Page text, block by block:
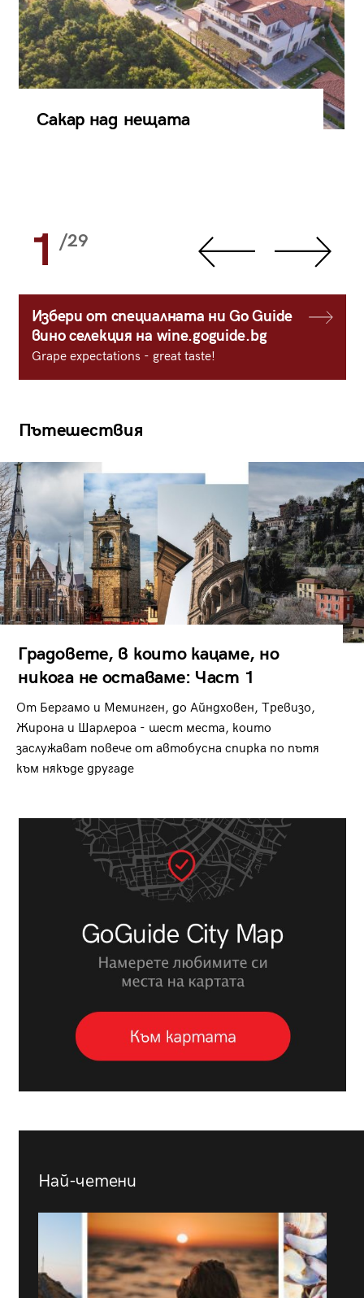
Сакар над нещата
1 /29
Избери от специалната ни Go Guide
вино селекция на wine.goguide.bg
Grape expectations - great taste!
Пътешествия
Градовете, в които кацаме, но
никога не оставаме: Част 1
От Бергамо и Меминген, до Айндховен, Тревизо,
Жирона и Шарлероа - шест места, които
заслужават повече от автобусна спирка по пътя
към някъде другаде
Най-четени